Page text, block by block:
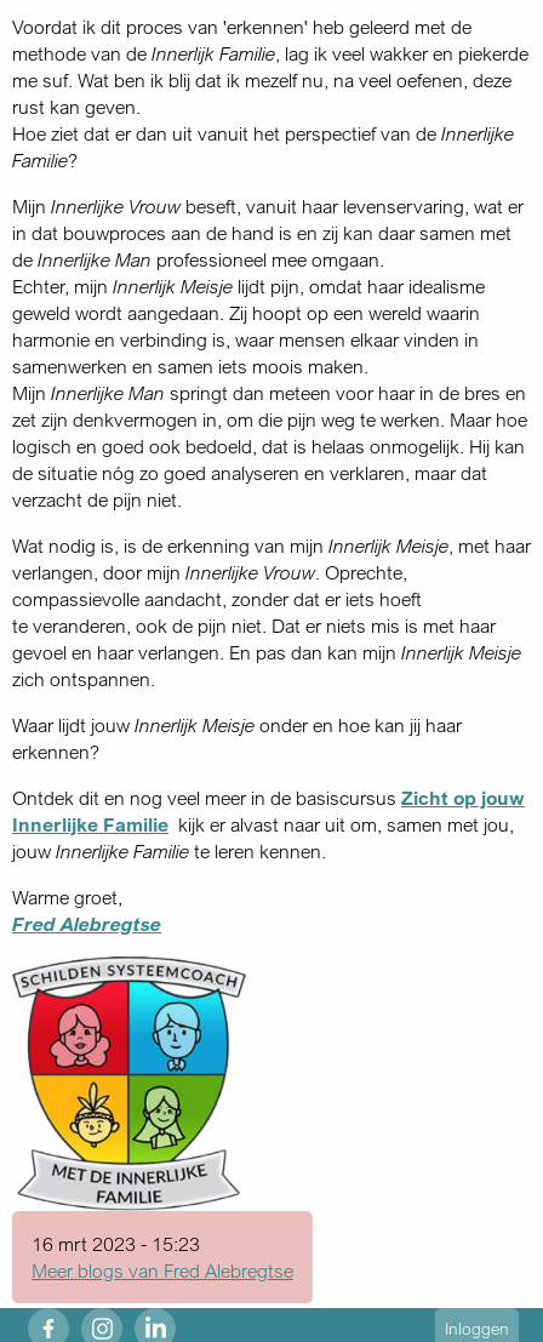
Voordat ik dit proces van 'erkennen' heb geleerd met de
methode van de Innerlijk Familie, lag ik veel wakker en piekerde
me suf. Wat ben ik blij dat ik mezelf nu, na veel oefenen, deze
rust kan geven.
Hoe ziet dat er dan uit vanuit het perspectief van de Innerlijke
Familie?
Mijn Innerlijke Vrouwbeseft, vanuit haar levenservaring, wat er
in dat bouwproces aan de hand is en zij kan daar samen met
de Innerlijke Man professioneel mee omgaan.
Echter, mijn Innerlijk Meisje lijdt pijn, omdat haar idealisme
geweld wordt aangedaan. Zij hoopt op een wereld waarin
harmonie en verbinding is, waar mensen elkaar vinden in
samenwerken en samen iets moois maken.
Mijn Innerlijke Man springt dan meteen voor haar in de bres en
zet zijn denkvermogen in, om die pijn weg te werken. Maar hoe
logisch en goed ook bedoeld, dat is helaas onmogelijk. Hij kan
de situatie nóg zo goed analyseren en verklaren, maar dat
verzacht de pijn niet.
Wat nodig is, is de erkenning van mijn Innerlijk Meisje, met haar
verlangen, door mijn Innerlijke Vrouw. Oprechte,
compassievolle aandacht, zonder dat er iets hoeft
te veranderen, ook de pijn niet. Dat er niets mis is met haar
gevoel en haar verlangen. En pas dan kan mijn Innerlijk Meisje
zich ontspannen.
Waar lijdt jouw Innerlijk Meisje onder en hoe kan jij haar
erkennen?
Ontdek dit en nog veel meer in de basiscursus Zicht op jouw
Innerlijke Familie kijk er alvast naar uit om, samen met jou,
jouw Innerlijke Familie te leren kennen.
Warme groet,
Fred Alebregtse
16 mrt 2023 - 15:23
Meer blogs van Fred Alebregtse
fb ig in
User
Inloggen